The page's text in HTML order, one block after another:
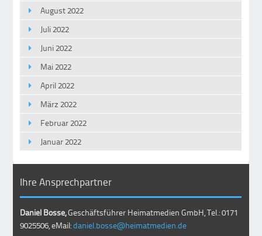
August 2022
Juli 2022
Juni 2022
Mai 2022
April 2022
März 2022
Februar 2022
Januar 2022
Ihre Ansprechpartner
Daniel Bosse,Geschäftsführer Heimatmedien GmbH, Tel.: 0171
9025506, eMail:daniel.bosse@heimatmedien.de